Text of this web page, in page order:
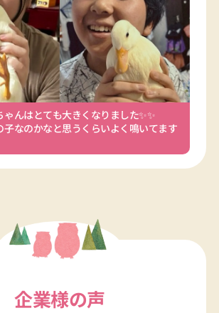
ゃんはとても大きくなりました✨✨
子なのかなと思うくらいよく鳴いてます
企業様の声